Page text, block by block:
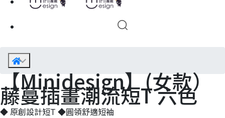
【Minidesign】(女款）
藤蔓插畫潮流短T 六色
◆ 原創設計短T ◆圓領舒適短袖